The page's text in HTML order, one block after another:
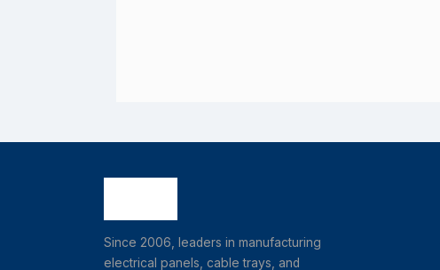
Since 2006, leaders in manufacturing
electrical panels, cable trays, and